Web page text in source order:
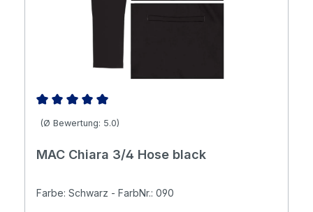
Durchschnittliche Bewertung von 5 von 5 Sternen
(Ø Bewertung: 5.0)
MAC Chiara 3/4 Hose black
Farbe: Schwarz - FarbNr.: 090